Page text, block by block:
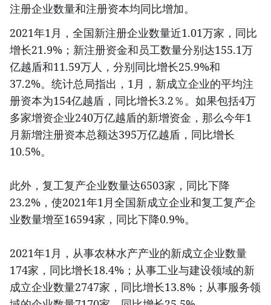
注册企业数量和注册资本均同比增加。
2021年1月，全国新注册企业数量近1.01万家，同比
增长21.9%；新注册资金和员工数量分别达155.1万
亿越盾和11.59万人，分别同比增长25.9%和
37.2%。统计总局指出，1月，新成立企业的平均注
册资本为154亿越盾，同比增长3.2％。如果包括4万
多家增资企业240万亿越盾的新增资金，那么今年1
月新增注册资本总额达395万亿越盾，同比增长
10.5%。
此外，复工复产企业数量达6503家，同比下降
23.2%，使2021年1月全国新成立企业和复工复产企
业数量增至16594家，同比下降0.9%。
2021年1月，从事农林水产产业的新成立企业数量
174家，同比增长18.4%；从事工业与建设领域的新
成立企业数量2747家，同比增长13.8%；从事服务领